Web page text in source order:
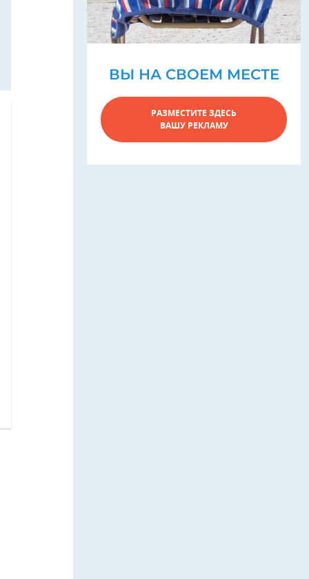
ВЫ НА СВОЕМ МЕСТЕ
РАЗМЕСТИТЕ ЗДЕСЬ
ВАШУ РЕКЛАМУ